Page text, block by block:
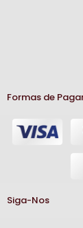
Formas de
Siga-Nos